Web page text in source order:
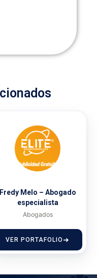
Fredy Melo – Abogado
especialista
Abogados
VER PORTAFOLIO